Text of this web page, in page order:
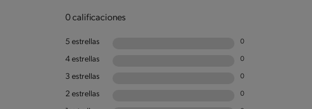
0 calificaciones
5 estrellas 0
4 estrellas 0
3 estrellas 0
2 estrellas 0